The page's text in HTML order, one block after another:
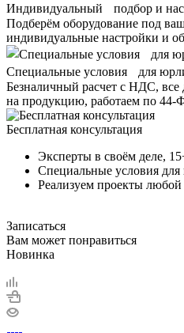
Индивидуальный подбор и
Подберём оборудование под
индивидуальные настройки и
Специальные условия для
Безналичный расчет с НДС,
на продукцию, работаем по
Бесплатная консультация
Эксперты в своём деле,
Специальные условия
Реализуем проекты
Записаться
Вам может понравиться
Новинка